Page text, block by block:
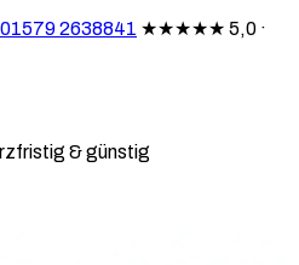
2638841 ★★★★★ 5,0 ·
& günstig